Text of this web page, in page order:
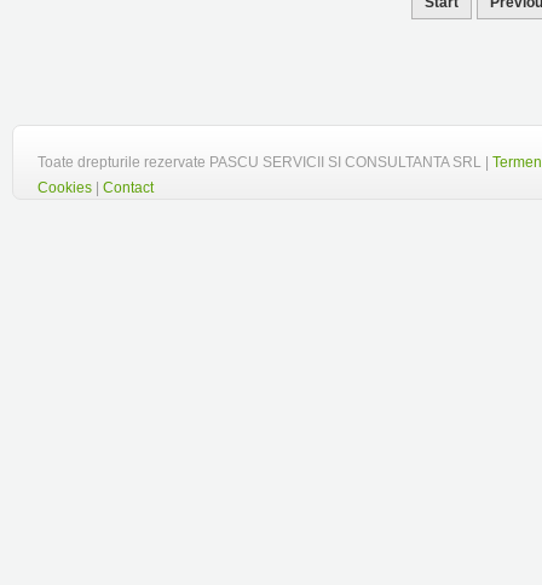
Toate drepturile rezervate PASCU SERVICII SI CONSULTANTA SRL |
Cookies
Contact